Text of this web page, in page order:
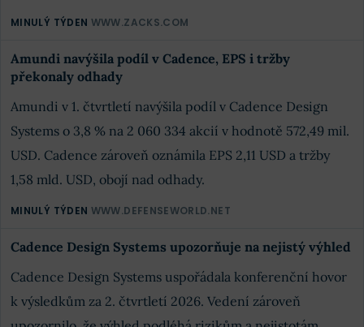
MINULÝ TÝDEN WWW.ZACKS.COM
Amundi navýšila podíl v Cadence, EPS i tržby
překonaly odhady
Amundi v 1. čtvrtletí navýšila podíl v Cadence Design
Systems o 3,8 % na 2 060 334 akcií v hodnotě 572,49 mil.
USD. Cadence zároveň oznámila EPS 2,11 USD a tržby
1,58 mld. USD, obojí nad odhady.
MINULÝ TÝDEN WWW.DEFENSEWORLD.NET
Cadence Design Systems upozorňuje na nejistý výhled
Cadence Design Systems uspořádala konferenční hovor
k výsledkům za 2. čtvrtletí 2026. Vedení zároveň